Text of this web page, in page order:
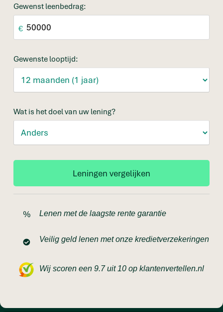
Gewenst leenbedrag:
€
Gewenste looptijd:
Wat is het doel van uw lening?
Lenen met de laagste rente garantie
Veilig geld lenen met onze kredietverzekeringen
Wij scoren een 9.7 uit 10 op klantenvertellen.nl